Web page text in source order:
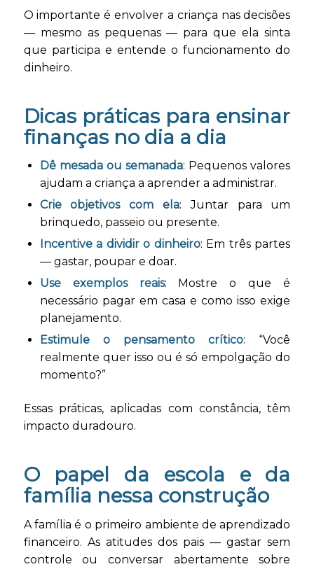
O importante é envolver a criança nas decisões
— mesmo as pequenas — para que ela sinta
que participa e entende o funcionamento do
dinheiro.
Dicas práticas para ensinar
finanças no dia a dia
Dê mesada ou semanada: Pequenos valores
ajudam a criança a aprender a administrar.
Crie objetivos com ela: Juntar para um
brinquedo, passeio ou presente.
Incentive a dividir o dinheiro: Em três partes
— gastar, poupar e doar.
Use exemplos reais: Mostre o que é
necessário pagar em casa e como isso exige
planejamento.
Estimule o pensamento crítico: “Você
realmente quer isso ou é só empolgação do
momento?”
Essas práticas, aplicadas com constância, têm
impacto duradouro.
O papel da escola e da
família nessa construção
A família é o primeiro ambiente de aprendizado
financeiro. As atitudes dos pais — gastar sem
controle ou conversar abertamente sobre